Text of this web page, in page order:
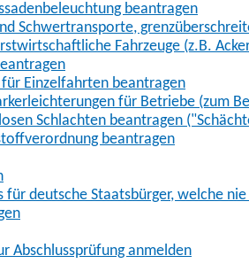
beantragen
Schwertransporte,
Fahrzeuge (z.B.
für Einzelfahrten beantragen
für Betriebe (zum
Schlachten beantragen
beantragen
für deutsche Staatsbürger, welche
Abschlussprüfung anmelden